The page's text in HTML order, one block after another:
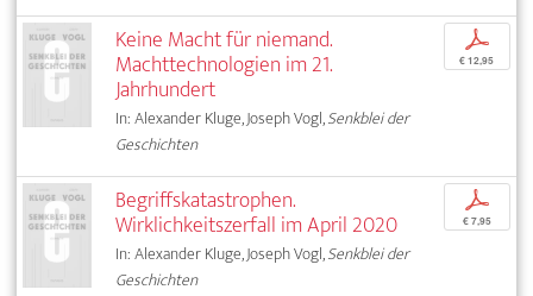
Keine Macht für niemand.
Machttechnologien im 21.
Jahrhundert
In: Alexander Kluge, Joseph Vogl,Senkblei der
Geschichten
p
€ 12,95
Begriffskatastrophen.
Wirklichkeitszerfall im April 2020
In: Alexander Kluge, Joseph Vogl,Senkblei der
Geschichten
p
€ 7,95